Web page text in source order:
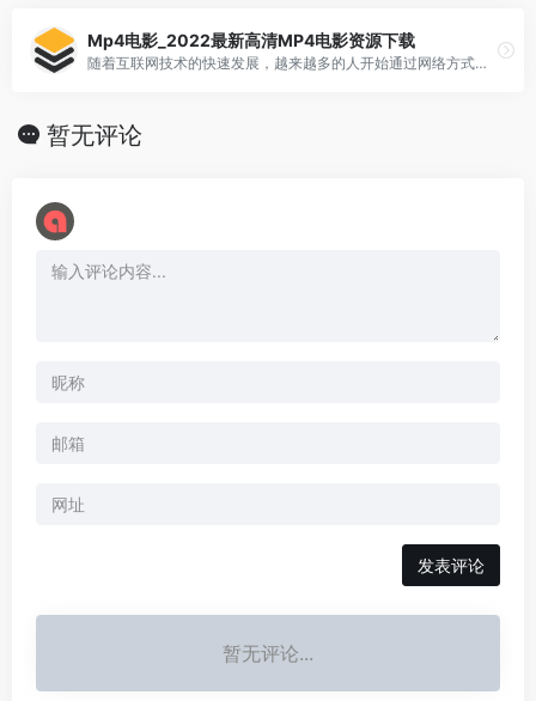
Mp4电影_2022最新高清MP4电影资源下载
随着互联网技术的快速发展，越来越多的人开始通过网络方式获取所需的娱乐资讯和电影资源。而MP4格式作为一种常见的[…]
暂无评论
暂无评论...